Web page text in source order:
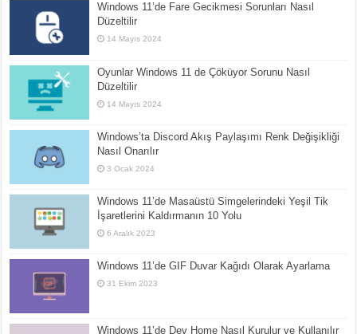
Windows 11’de Fare Gecikmesi Sorunları Nasıl
Düzeltilir
14 Mayıs 2024
Oyunlar Windows 11 de Çöküyor Sorunu Nasıl
Düzeltilir
14 Mayıs 2024
Windows’ta Discord Akış Paylaşımı Renk Değişikliği
Nasıl Onarılır
3 Ocak 2024
Windows 11’de Masaüstü Simgelerindeki Yeşil Tik
İşaretlerini Kaldırmanın 10 Yolu
6 Aralık 2023
Windows 11’de GIF Duvar Kağıdı Olarak Ayarlama
31 Ekim 2023
Windows 11’de Dev Home Nasıl Kurulur ve Kullanılır